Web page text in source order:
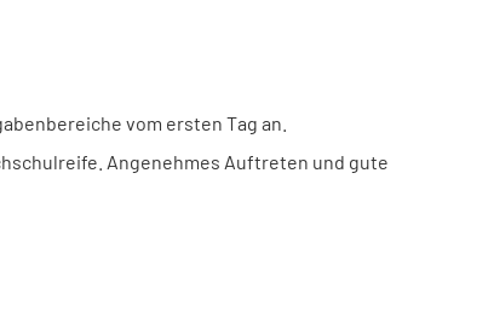
vom ersten Tag an.
Angenehmes Auftreten und gute